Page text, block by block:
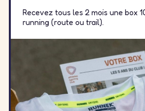
Recevez tous les 2 mois une box
running (route ou trail).